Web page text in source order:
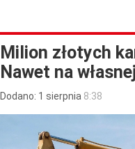
Milion złotych
Nawet na
Dodano: 1 sierpnia 8:38